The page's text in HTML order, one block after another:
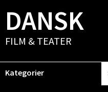
DANSK
FILM & TEATER
Kategorier